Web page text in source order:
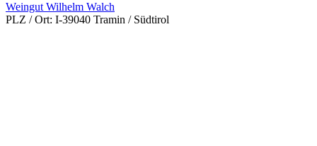
Weingut Wilhelm Walch
PLZ / Ort: I-39040 Tramin / Südtirol